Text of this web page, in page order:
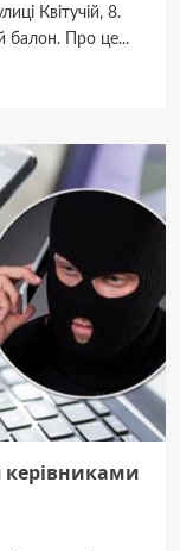
Квітучій, 8.
балон. Про це...